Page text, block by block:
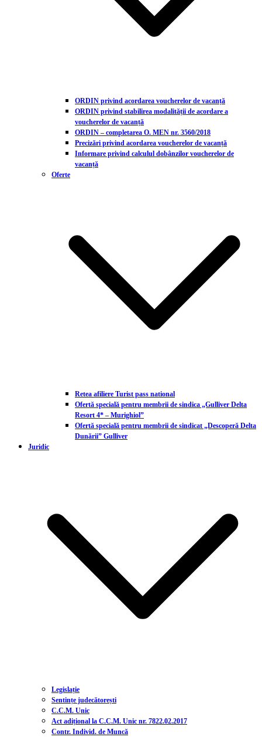
ORDIN privind acordarea voucherelor de vacanță
ORDIN privind stabilirea modalității de acordare a
voucherelor de vacanță
ORDIN – completarea O. MEN nr. 3560/2018
Precizări privind acordarea voucherelor de vacanță
Informare privind calculul dobânzilor voucherelor de
vacanță
Oferte
Retea afiliere Turist pass national
Ofertă specială pentru membrii de sindica „Gulliver Delta
Resort 4* – Murighiol”
Ofertă specială pentru membrii de sindicat „Descoperă Delta
Dunării” Gulliver
Juridic
Legislație
Sentințe judecătorești
C.C.M. Unic
Act adițional la C.C.M. Unic nr. 7822.02.2017
Contr. Individ. de Muncă